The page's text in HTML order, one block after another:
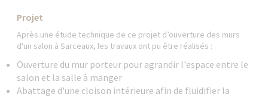
Projet
Après une étude technique de ce projet d’ouverture des murs
d'un salon à Sarceaux, les travaux ont pu être réalisés :
Ouverture du mur porteur pour agrandir l'espace entre le
salon et la salle à manger
Abattage d'une cloison intérieure afin de fluidifier la